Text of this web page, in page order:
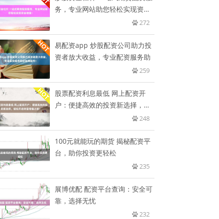
务，专业网站助您轻松实现资金
272
易配资app 炒股配资公司助力投
资者放大收益，专业配资服务助
259
股票配资利息最低 网上配资开
户：便捷高效的投资新选择，轻
248
100元就能玩的期货 揭秘配资平
台，助你投资更轻松
235
展博优配 配资平台查询：安全可
靠，选择无忧
232